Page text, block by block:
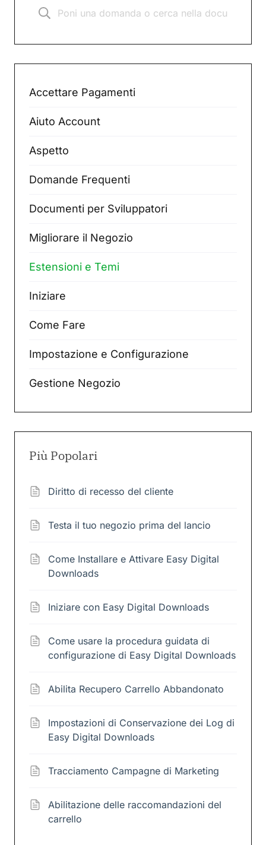
Accettare Pagamenti
Aiuto Account
Aspetto
Domande Frequenti
Documenti per Sviluppatori
Migliorare il Negozio
Estensioni e Temi
Iniziare
Come Fare
Impostazione e Configurazione
Gestione Negozio
Più Popolari
Diritto di recesso del cliente
Testa il tuo negozio prima del lancio
Come Installare e Attivare Easy Digital
Downloads
Iniziare con Easy Digital Downloads
Come usare la procedura guidata di
configurazione di Easy Digital Downloads
Abilita Recupero Carrello Abbandonato
Impostazioni di Conservazione dei Log di
Easy Digital Downloads
Tracciamento Campagne di Marketing
Abilitazione delle raccomandazioni del
carrello